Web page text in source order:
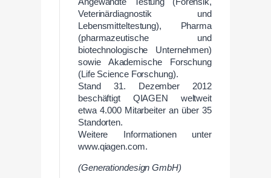
Veterinärdiagnostik und
Lebensmitteltestung), Pharma
(pharmazeutische und
biotechnologische Unternehmen)
sowie Akademische Forschung
(Life Science Forschung).
Stand 31. Dezember 2012
beschäftigt QIAGEN weltweit
etwa 4.000 Mitarbeiter an über 35
Standorten.
Weitere Informationen unter
www.qiagen.com.
(Generationdesign GmbH)